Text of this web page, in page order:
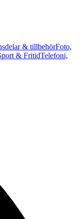
& tillbehörFoto,
& FritidTelefoni,